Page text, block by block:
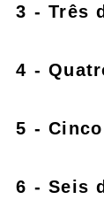
3 - Três
4 -
5 -
6 - Seis